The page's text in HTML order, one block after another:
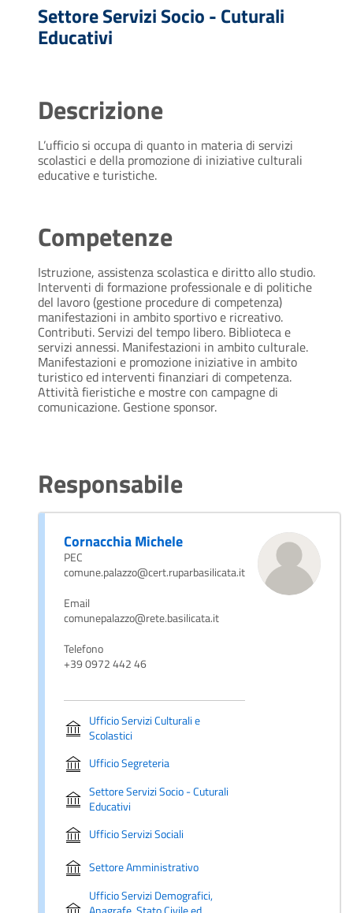
Settore Servizi Socio - Cuturali
Educativi
Descrizione
L’ufficio si occupa di quanto in materia di servizi
scolastici e della promozione di iniziative culturali
educative e turistiche.
Competenze
Istruzione, assistenza scolastica e diritto allo studio.
Interventi di formazione professionale e di politiche
del lavoro (gestione procedure di competenza)
manifestazioni in ambito sportivo e ricreativo.
Contributi. Servizi del tempo libero. Biblioteca e
servizi annessi. Manifestazioni in ambito culturale.
Manifestazioni e promozione iniziative in ambito
turistico ed interventi finanziari di competenza.
Attività fieristiche e mostre con campagne di
comunicazione. Gestione sponsor.
Responsabile
Cornacchia Michele
PEC
comune.palazzo@cert.ruparbasilicata.it
Email
comunepalazzo@rete.basilicata.it
Telefono
+39 0972 442 46
Ufficio Servizi Culturali e
Scolastici
Ufficio Segreteria
Settore Servizi Socio - Cuturali
Educativi
Ufficio Servizi Sociali
Settore Amministrativo
Ufficio Servizi Demografici,